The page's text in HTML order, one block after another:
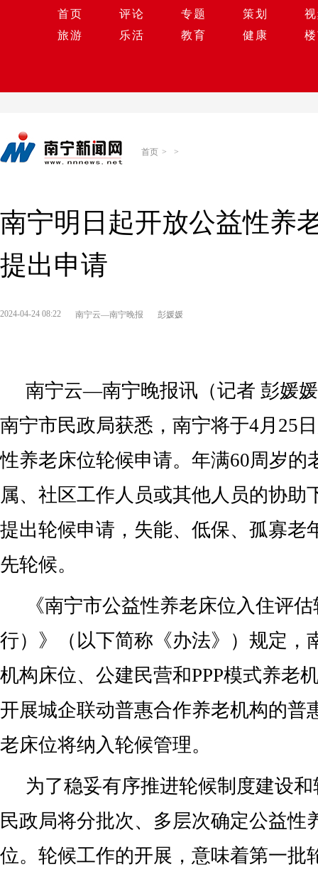
首页 评论 专题 策划
旅游
乐活 教育 健康
首页 > >
南宁明日起开放公益性养
提出申请
2024-04-24 08:22 南宁云—南宁晚报 彭媛媛
南宁云—南宁晚报讯（记者 彭媛
南宁市民政局获悉，南宁将于4月25
性养老床位轮候申请。年满60周岁的
属、社区工作人员或其他人员的协助
提出轮候申请，失能、低保、孤寡老
先轮候。
《南宁市公益性养老床位入住评
行）》（以下简称《办法》）规定，
机构床位、公建民营和PPP模式养老
开展城企联动普惠合作养老机构的普
老床位将纳入轮候管理。
为了稳妥有序推进轮候制度建设
民政局将分批次、多层次确定公益性
位。轮候工作的开展，意味着第一批